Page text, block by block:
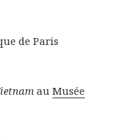
de Paris
auMusée